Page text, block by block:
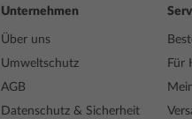
Unternehmen
Über uns
Umweltschutz
AGB
Datenschutz & Sicherheit
Für